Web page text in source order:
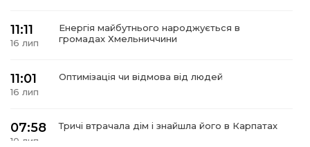
11:11
16 лип
Енергія майбутнього народжується в
громадах Хмельниччини
11:01
16 лип
Оптимізація чи відмова від людей
07:58
10 лип
Тричі втрачала дім і знайшла його в Карпатах